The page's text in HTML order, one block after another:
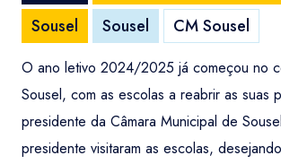
Sousel
Sousel CM Sousel
O ano letivo 2024/2025 já começou no
Sousel, com as escolas a reabrir as suas
presidente da Câmara Municipal de
presidente visitaram as escolas,